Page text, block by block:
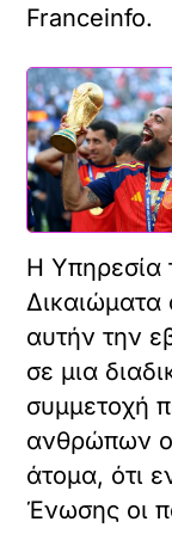
«
το